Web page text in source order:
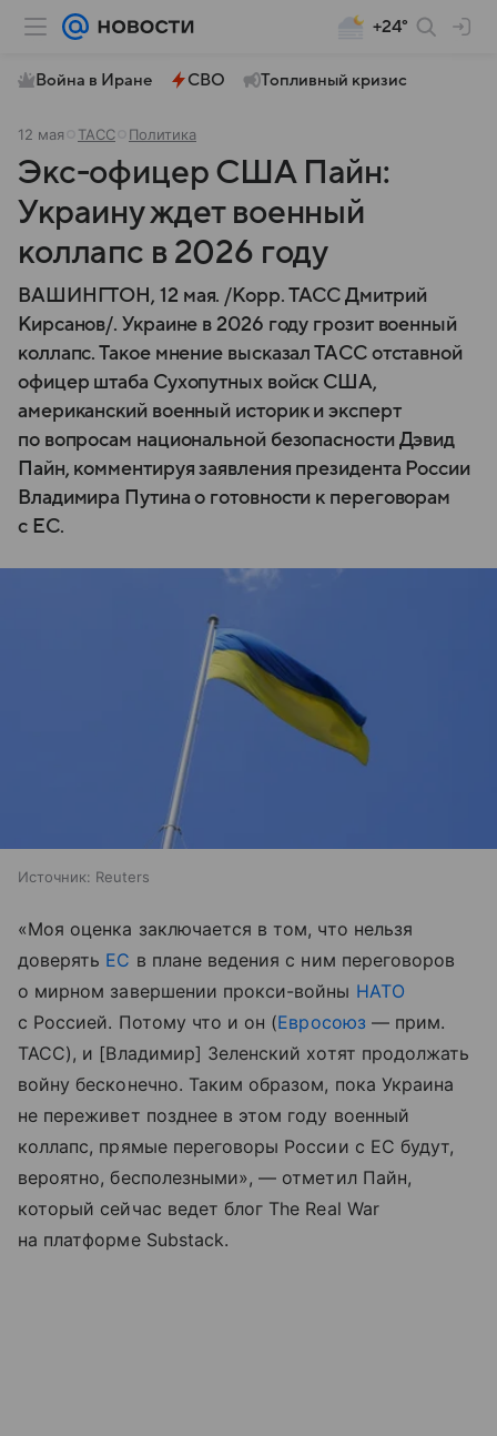
+24°
Война в Иране СВО Топливный кризис
12 мая ТАСС Политика
Экс-офицер США Пайн:
Украину ждет военный
коллапс в 2026 году
ВАШИНГТОН, 12 мая. /Корр. ТАСС Дмитрий
Кирсанов/. Украине в 2026 году грозит военный
коллапс. Такое мнение высказал ТАСС отставной
офицер штаба Сухопутных войск США,
американский военный историк и эксперт
по вопросам национальной безопасности Дэвид
Пайн, комментируя заявления президента России
Владимира Путина о готовности к переговорам
с ЕС.
Источник: Reuters
«Моя оценка заключается в том, что нельзя
доверять ЕС в плане ведения с ним переговоров
о мирном завершении прокси-войны НАТО
с Россией. Потому что и он (Евросоюз— прим.
ТАСС), и [Владимир] Зеленский хотят продолжать
войну бесконечно. Таким образом, пока Украина
не переживет позднее в этом году военный
коллапс, прямые переговоры России с ЕС будут,
вероятно, бесполезными», — отметил Пайн,
который сейчас ведет блог The Real War
на платформе Substack.